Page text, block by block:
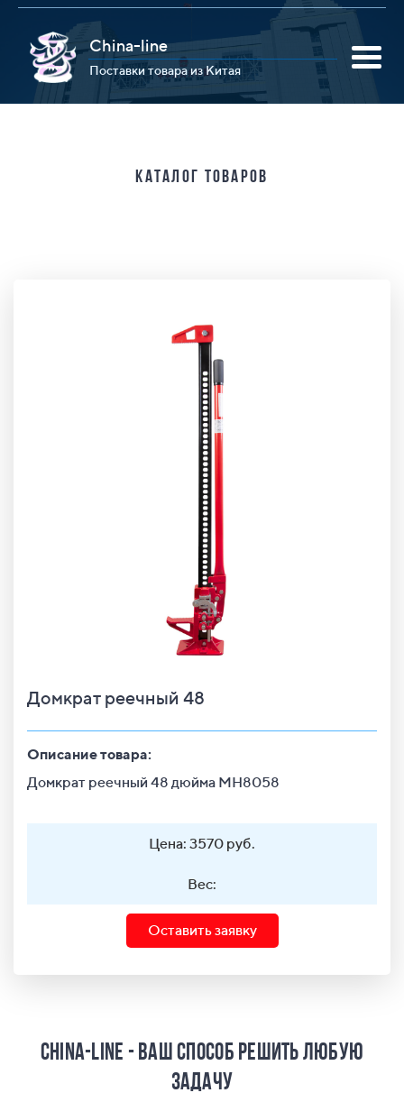
China-line
Поставки товара из Китая
Каталог товаров
Домкрат реечный 48
Описание товара:
Домкрат реечный 48 дюйма MH8058
Цена: 3570 руб.
Вес:
Оставить заявку
China-Line - ваш способ решить любую
задачу